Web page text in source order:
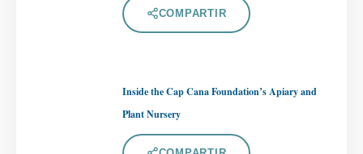
COMPARTIR
Inside the Cap Cana Foundation’s Apiary and
Plant Nursery